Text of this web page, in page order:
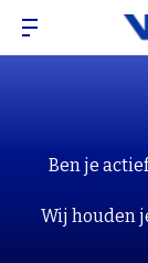
Ben je
Wij houden